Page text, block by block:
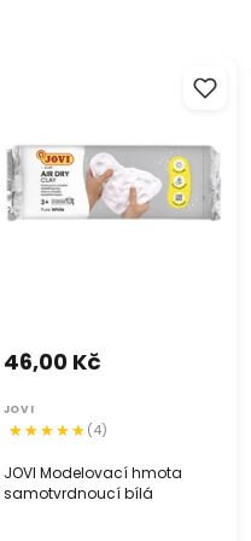
JOVI Modelovací hmota
samotvrdnoucí bílá
46,00 Kč
JOVI
(4)